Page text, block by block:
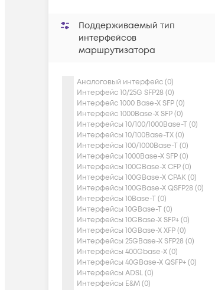
Поддерживаемый тип
интерфейсов
маршрутизатора
Аналоговый интерфейс (0)
Интерфейс 10/25G SFP28 (0)
Интерфейс 1000 Base-X SFP (0)
Интерфейс 1000Base-X SFP (0)
Интерфейсы 10/100/1000Base-T (0)
Интерфейсы 10/100Base-TX (0)
Интерфейсы 100/1000Base-T (0)
Интерфейсы 1000Base-X SFP (0)
Интерфейсы 100GBase-X CFP (0)
Интерфейсы 100GBase-X CPAK (0)
Интерфейсы 100GBase-X QSFP28 (0)
Интерфейсы 10Base-T (0)
Интерфейсы 10GBase-T (0)
Интерфейсы 10GBase-X SFP+ (0)
Интерфейсы 10GBase-X XFP (0)
Интерфейсы 25GBase-X SFP28 (0)
Интерфейсы 400Gbase-X (0)
Интерфейсы 40GBase-X QSFP+ (0)
Интерфейсы ADSL (0)
Интерфейсы E&M (0)